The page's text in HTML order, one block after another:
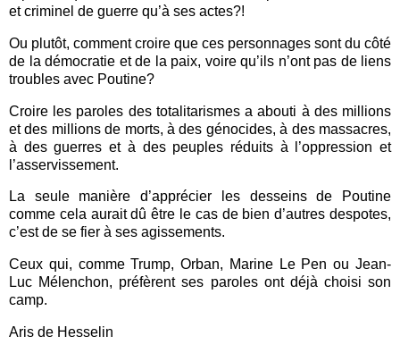
et criminel de guerre qu’à ses actes?!
Ou plutôt, comment croire que ces personnages sont du côté
de la démocratie et de la paix, voire qu’ils n’ont pas de liens
troubles avec Poutine?
Croire les paroles des totalitarismes a abouti à des millions
et des millions de morts, à des génocides, à des massacres,
à des guerres et à des peuples réduits à l’oppression et
l’asservissement.
La seule manière d’apprécier les desseins de Poutine
comme cela aurait dû être le cas de bien d’autres despotes,
c’est de se fier à ses agissements.
Ceux qui, comme Trump, Orban, Marine Le Pen ou Jean-
Luc Mélenchon, préfèrent ses paroles ont déjà choisi son
camp.
Aris de Hesselin